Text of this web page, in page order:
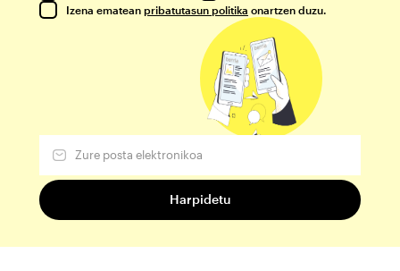
Izena ematean pribatutasun politika onartzen duzu.